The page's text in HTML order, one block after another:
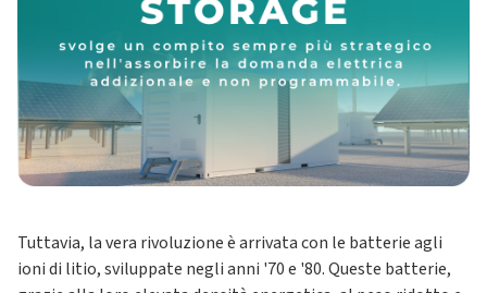
Tuttavia, la vera rivoluzione è arrivata con le batterie agli
ioni di litio, sviluppate negli anni '70 e '80. Queste batterie,